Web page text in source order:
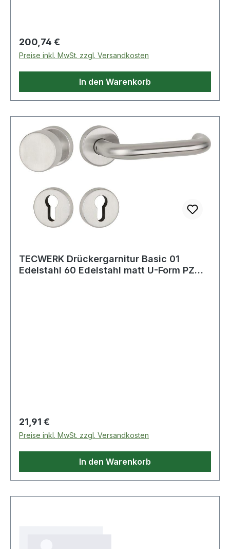
Regulärer Preis:
200,74 €
Preise inkl. MwSt. zzgl. Versandkosten
In den Warenkorb
TECWERK Drückergarnitur Basic 01
Edelstahl 60 Edelstahl matt U-Form PZ
Regulärer Preis:
21,91 €
Preise inkl. MwSt. zzgl. Versandkosten
In den Warenkorb